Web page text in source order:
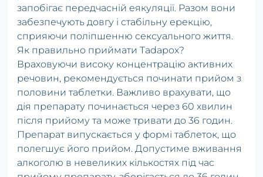
запобігає передчасній еякуляції. Разом вони
забезпечують довгу і стабільну ерекцію,
сприяючи поліпшенню сексуального життя.
Як правильно приймати Tadapox?
Враховуючи високу концентрацію активних
речовин, рекомендується починати прийом з
половини таблетки. Важливо врахувати, що
дія препарату починається через 60 хвилин
після прийому та може тривати до 36 годин.
Препарат випускається у формі таблеток, що
полегшує його прийом. Допустиме вживання
алкоголю в невеликих кількостях під час